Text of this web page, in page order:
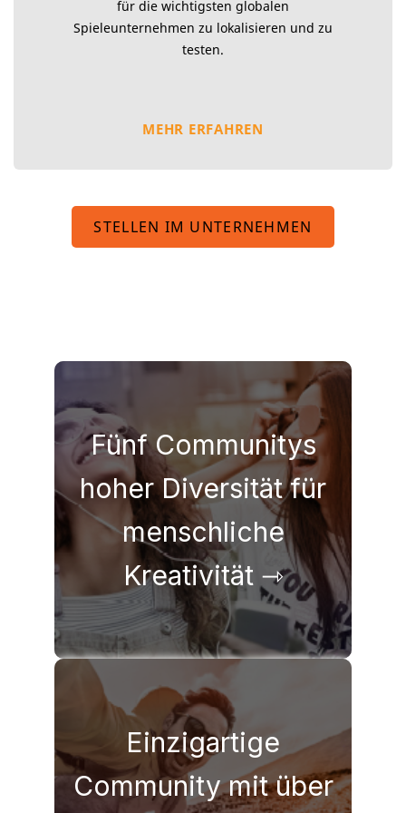
für die wichtigsten globalen
Spieleunternehmen zu lokalisieren und zu
testen.
MEHR ERFAHREN
STELLEN IM UNTERNEHMEN
Fünf Communitys
hoher Diversität für
menschliche
Kreativität ⇾
Linguisten, Dolmetscher,
Crowd, Tester, Spezialisten
Einzigartige
Community mit über
52 % Frauen und 48 % Männer